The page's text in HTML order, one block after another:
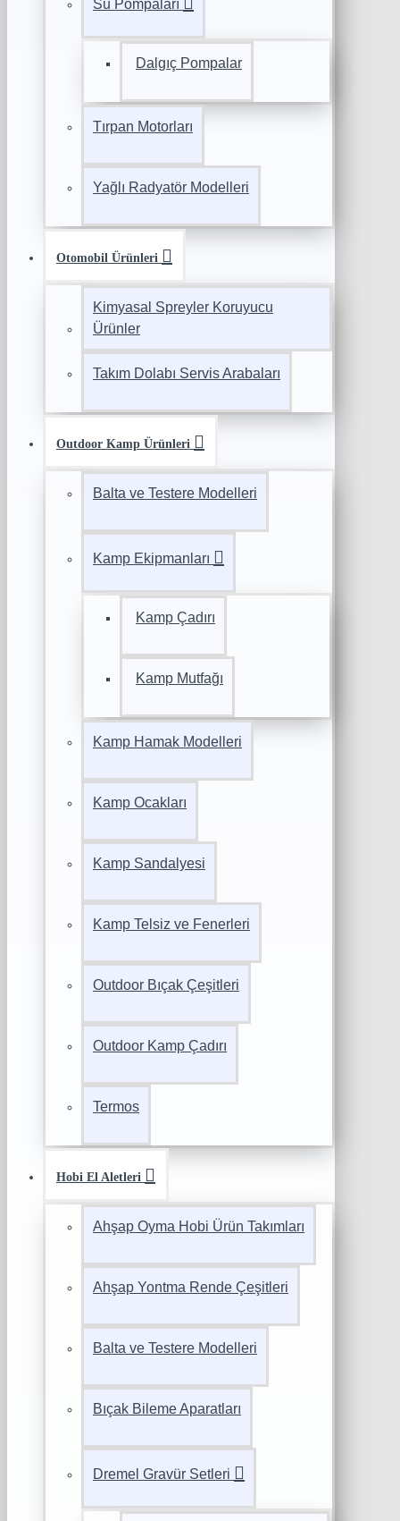
Su Pompaları
Dalgıç Pompalar
Tırpan Motorları
Yağlı Radyatör Modelleri
Otomobil Ürünleri
Kimyasal Spreyler Koruyucu
Ürünler
Takım Dolabı Servis Arabaları
Outdoor Kamp Ürünleri
Balta ve Testere Modelleri
Kamp Ekipmanları
Kamp Çadırı
Kamp Mutfağı
Kamp Hamak Modelleri
Kamp Ocakları
Kamp Sandalyesi
Kamp Telsiz ve Fenerleri
Outdoor Bıçak Çeşitleri
Outdoor Kamp Çadırı
Termos
Hobi El Aletleri
Ahşap Oyma Hobi Ürün Takımları
Ahşap Yontma Rende Çeşitleri
Balta ve Testere Modelleri
Bıçak Bileme Aparatları
Dremel Gravür Setleri